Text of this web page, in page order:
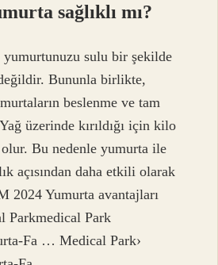
sağlıklı mı?
yumurtunuzu sulu bir şekilde
Bununla birlikte,
beslenme ve tam
üzerinde kırıldığı için kilo
olur. Bu nedenle yumurta ile
açısından daha etkili olarak
2024 Yumurta avantajları
Parkmedical Park
Fa … Medical Park›